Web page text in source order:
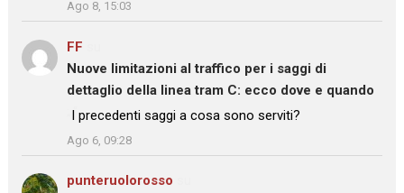
Ago 8, 15:03
FF
Nuove limitazioni al traffico per i saggi di
dettaglio della linea tram C: ecco dove e quando
: “I precedenti saggi a cosa sono serviti?
Ago 6, 09:28
punteruolorosso